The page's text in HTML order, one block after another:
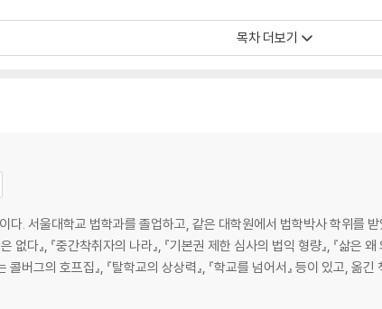
목차 더보기
다. 서울대학교 법학과를 졸업하고, 같은 대학원에서 법학박사 학위를
없다』, 『중간착취자의 나라』, 『기본권 제한 심사의 법익 형량』, 『삶은 왜
콜버그의 호프집』, 『탈학교의 상상력』, 『학교를 넘어서』 등이 있고, 옮긴